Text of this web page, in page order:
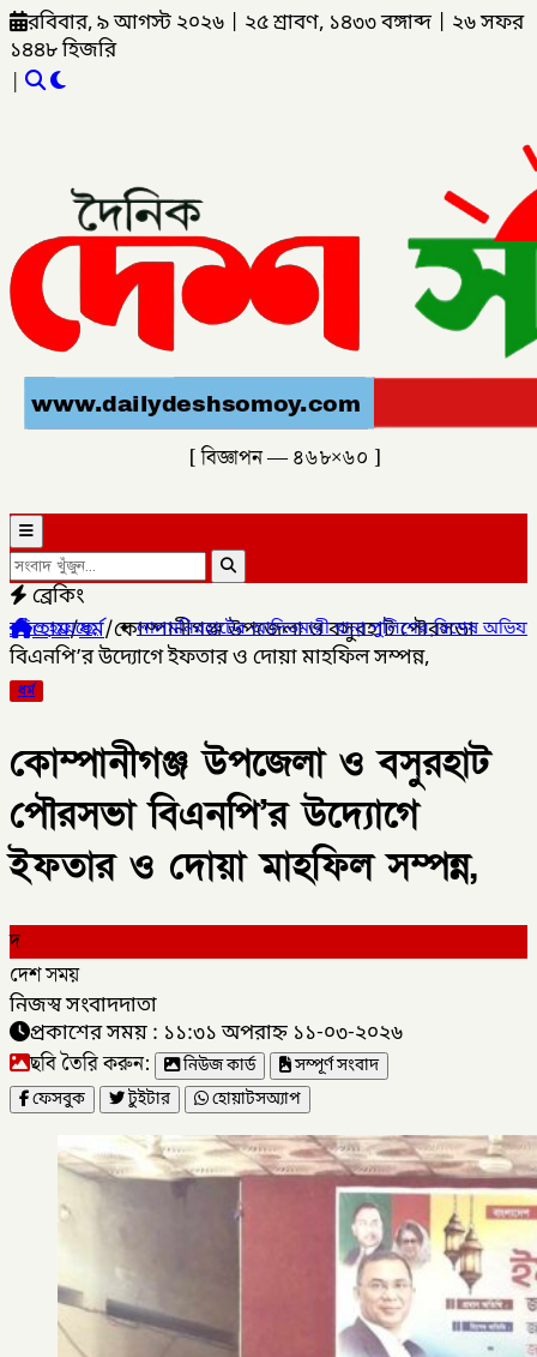
রবিবার, ৯ আগস্ট ২০২৬ ২৫ শ্রাবণ, ১৪৩৩ বঙ্গাব্দ
২৬ সফর
১৪৪৮ হিজরি
|
[ বিজ্ঞাপন — ৪৬৮×৬০ ]
ব্রেকিং
আদিতমারী থানা পুলিশের বিশেষ অভিযানে , মাদক সম্রাট
হোম/ধর্ম/কোম্পানীগঞ্জ উপজেলা ও বসুরহাট পৌরসভা
বিএনপি’র উদ্যোগে ইফতার ও দোয়া মাহফিল সম্পন্ন,
ধর্ম
কোম্পানীগঞ্জ উপজেলা ও বসুরহাট
পৌরসভা বিএনপি’র উদ্যোগে
ইফতার ও দোয়া মাহফিল সম্পন্ন,
দ
দেশ সময়
নিজস্ব সংবাদদাতা
প্রকাশের সময় : ১১:৩১ অপরাহ্ন ১১-০৩-২০২৬
ছবি তৈরি করুন: নিউজ কার্ড
সম্পূর্ণ সংবাদ
ফেসবুক
টুইটার হোয়াটসঅ্যাপ